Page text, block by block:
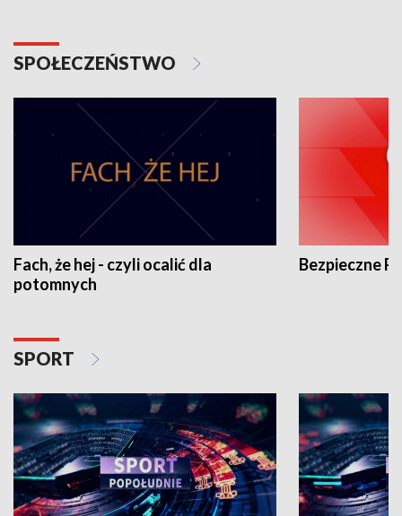
SPOŁECZEŃSTWO
Fach, że hej - czyli ocalić dla
potomnych
Bezpieczne
SPORT